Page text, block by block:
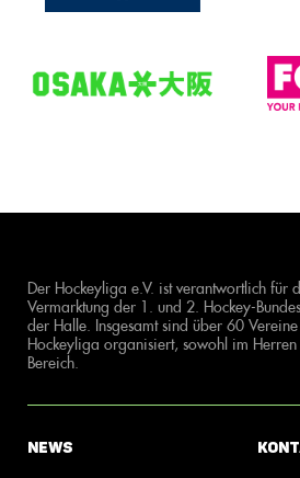
Der Hockeyliga e.V. ist verantwortlich für
Vermarktung der 1. und 2. Hockey-
der Halle. Insgesamt sind über 60
Hockeyliga organisiert, sowohl im
Bereich.
News